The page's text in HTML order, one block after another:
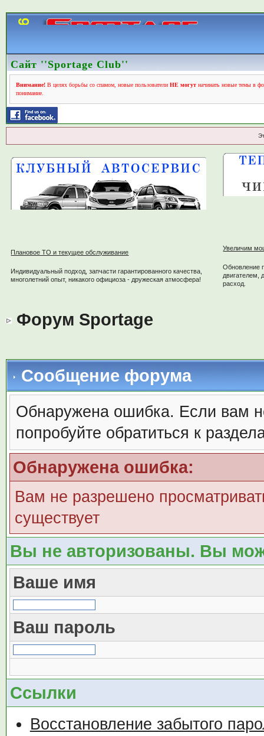
Сайт ''Sportage Club''
Внимание!В целях борьбы со спамом, новые пользователи НЕ могутначинать новые темы в
понимание.
Плановое ТО и текущее обслуживание
Индивидуальный подход, запчасти гарантированного качества,
многолетний опыт, никакого официоза - дружеская атмосфера!
Увеличим
Обновление
двигателем,
расход.
Форум Sportage
Сообщение форума
Обнаружена ошибка. Если вам
попробуйте обратиться к
Обнаружена ошибка:
Вам не разрешено
существует
Вы не авторизованы. Вы
Ваше имя
Ваш пароль
Ссылки
Восстановление забытого